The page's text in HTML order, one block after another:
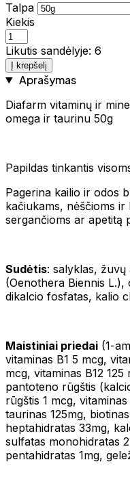
Talpa
Kiekis
Likutis sandėlyje: 6
Į krepšelį
Aprašymas
Diafarm vitaminų ir
omega ir taurinu 50g
Papildas tinkantis
Pagerina kailio ir odos
kačiukams, nėščioms
sergančioms ar apetitą
Sudėtis: salyklas, žuvų
(Oenothera Biennis
dikalcio fosfatas, kalio
Maistiniai priedai (1-
vitaminas B1 5 mcg,
mcg, vitaminas B12
pantoteno rūgštis
rūgštis 1 mcg,
taurinas 125mg,
heptahidratas 33mg,
sulfatas monohidratas
pentahidratas 1mg,